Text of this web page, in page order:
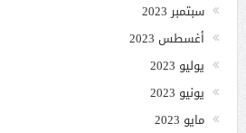
سبتمبر 2023
أغسطس 2023
يوليو 2023
يونيو 2023
مايو 2023